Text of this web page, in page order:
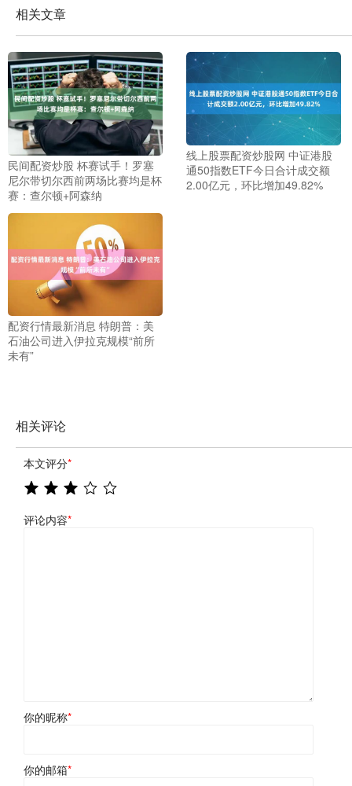
相关文章
民间配资炒股 杯赛试手！罗塞
尼尔带切尔西前两场比赛均是杯
赛：查尔顿+阿森纳
线上股票配资炒股网 中证港股
通50指数ETF今日合计成交额
2.00亿元，环比增加49.82%
配资行情最新消息 特朗普：美
石油公司进入伊拉克规模“前所
未有”
相关评论
本文评分*
评论内容*
你的昵称*
你的邮箱*